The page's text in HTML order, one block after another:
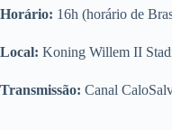
Horário: 16h (horário de
Local: Koning Willem II
Transmissão: Canal